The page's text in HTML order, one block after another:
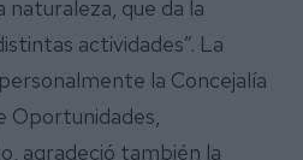
naturaleza, que da la
actividades”. La
la Concejalía
Oportunidades,
agradeció también la